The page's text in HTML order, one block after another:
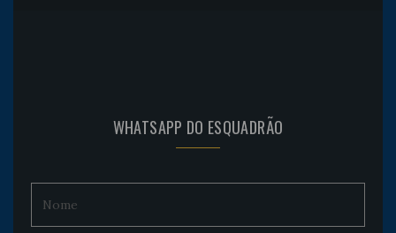
WHATSAPP DO ESQUADRÃO